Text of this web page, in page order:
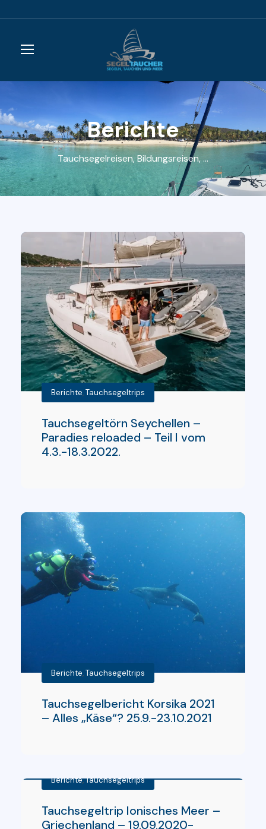
Berichte
Tauchsegelreisen, Bildungsreisen, ...
Berichte,Tauchsegeltrips
Tauchsegeltörn Seychellen –
Paradies reloaded – Teil I vom
4.3.-18.3.2022.
Berichte,Tauchsegeltrips
Tauchsegelbericht Korsika 2021
– Alles „Käse“? 25.9.-23.10.2021
Berichte,Tauchsegeltrips
Tauchsegeltrip Ionisches Meer –
Griechenland – 19.09.2020-